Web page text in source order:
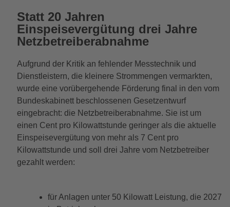
Statt 20 Jahren
Einspeisevergütung drei Jahre
Netzbetreiberabnahme
Aufgrund der Kritik an fehlender Messtechnik und
Dienstleistern, die kleinere Strommengen vermarkten,
wurde eine vorübergehende Förderung final in den vom
Bundeskabinett beschlossenen Gesetzentwurf
eingebracht: die Netzbetreiberabnahme. Sie ist um
einen Cent pro Kilowattstunde geringer als die aktuelle
Einspeisevergütung von mehr als 7 Cent pro
Kilowattstunde und soll drei Jahre vom Netzbetreiber
gezahlt werden:
für Anlagen unter 50 Kilowatt Leistung, die 2027